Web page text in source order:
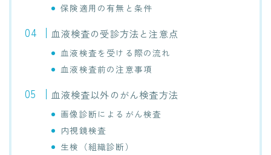
保険適用の有無と条件
血液検査の受診方法と注意点
血液検査を受ける際の流れ
血液検査前の注意事項
血液検査以外のがん検査方法
画像診断によるがん検査
内視鏡検査
生検（組織診断）